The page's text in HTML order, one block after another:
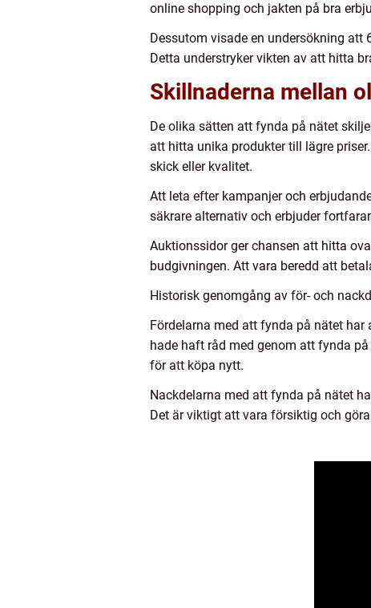
online shopping och jakten på bra
Dessutom visade en undersökning
Detta understryker vikten av att hitta
Skillnaderna mellan
De olika sätten att fynda på nätet
att hitta unika produkter till lägre
skick eller kvalitet.
Att leta efter kampanjer och
säkrare alternativ och erbjuder
Auktionssidor ger chansen att hitta
budgivningen. Att vara beredd att
Historisk genomgång av för- och
Fördelarna med att fynda på nätet
hade haft råd med genom att fynda
för att köpa nytt.
Nackdelarna med att fynda på nätet
Det är viktigt att vara försiktig och